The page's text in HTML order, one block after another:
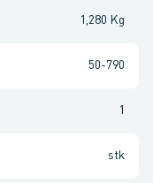
1,280 Kg
50-790
1
stk